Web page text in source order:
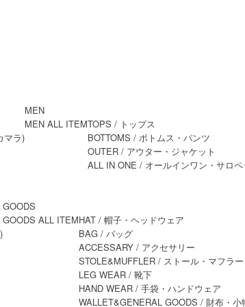
MEN
MEN ALL ITEMTOPS / トップス
BOTTOMS / ボトムス・パンツ
OUTER / アウター・ジャケット
ALL IN ONE / オールインワン・サロ
GOODS
GOODS ALL ITEMHAT / 帽子・ヘッドウェア
BAG / バッグ
ACCESSARY / アクセサリー
STOLE&MUFFLER / ストール・マフラー
LEG WEAR / 靴下
HAND WEAR / 手袋・ハンドウェア
WALLET&GENERAL GOODS / 財布・小